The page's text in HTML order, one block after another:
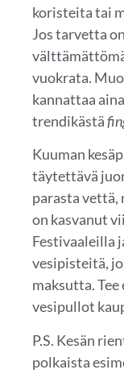
koristeita tai
Jos tarvetta
vuokrata.
kannattaa
trendikästä
Kuuman
täytettävä
parasta
on kasvanut
Festivaaleilla
vesipisteitä,
maksutta.
vesipullot
P.S. Kesän
polkaista